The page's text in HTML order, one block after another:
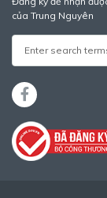
của Trung Nguyên